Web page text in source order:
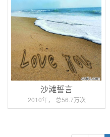
沙滩誓言
2010年， 总56.7万次